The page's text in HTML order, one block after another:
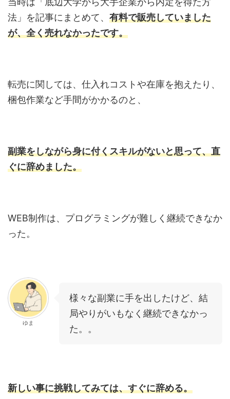
法」を記事にまとめて、 有料で販売していました
が、全く売れなかったです。
転売に関しては、仕入れコストや在庫を抱えたり、
梱包作業など手間がかかるのと、
副業をしながら身に付くスキルがないと思って、直
ぐに辞めました。
WEB制作は、プログラミングが難しく継続できなか
った。
ゆま
様々な副業に手を出したけど、結
局やりがいもなく継続できなかっ
た。。
新しい事に挑戦してみては、すぐに辞める。